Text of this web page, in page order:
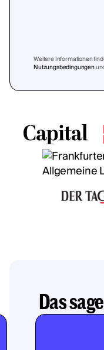
Weitere Informationen
Nutzungsbedingungen
Das